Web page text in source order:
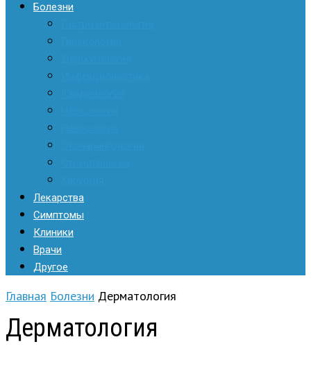
Болезни
Лекарства
Симптомы
Клиники
Врачи
Другое
Главная Болезни Дерматология
Дерматология